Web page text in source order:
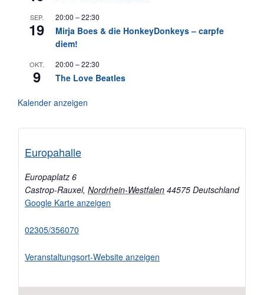
SEP.
19
20:00 –22:30
Mirja Boes & die HonkeyDonkeys – carpfe
diem!
OKT.
9
20:00 –22:30
The Love Beatles
Kalender anzeigen
Europahalle
Europaplatz 6
Castrop-Rauxel, Nordrhein-Westfalen 44575 Deutschland
Google Karte anzeigen
02305/356070
Veranstaltungsort-Website anzeigen